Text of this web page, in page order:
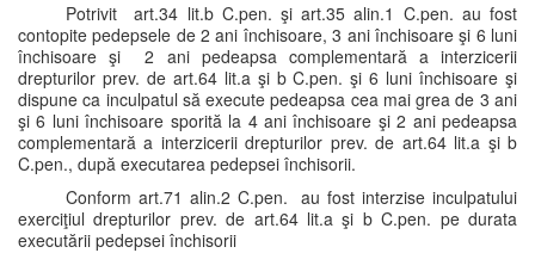
Potrivit art.34 lit.b C.pen. şi art.35 alin.1 C.pen. au fost
contopite pedepsele de 2 ani închisoare, 3 ani închisoare şi 6 luni
închisoare şi 2 ani pedeapsa complementară a interzicerii
drepturilor prev. de art.64 lit.a şi b C.pen. şi 6 luni închisoare şi
dispune ca inculpatul să execute pedeapsa cea mai grea de 3 ani
şi 6 luni închisoare sporită la 4 ani închisoare şi 2 ani pedeapsa
complementară a interzicerii drepturilor prev. de art.64 lit.a şi b
C.pen., după executarea pedepsei închisorii.
Conform art.71 alin.2 C.pen. au fost interzise inculpatului
exerciţiul drepturilor prev. de art.64 lit.a şi b C.pen. pe durata
executării pedepsei închisorii